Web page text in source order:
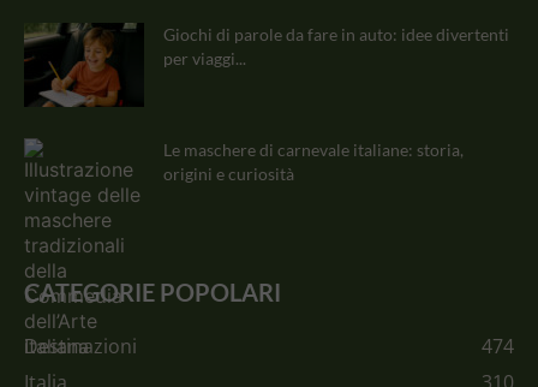
Giochi di parole da fare in auto: idee divertenti
per viaggi...
Le maschere di carnevale italiane: storia,
origini e curiosità
CATEGORIE POPOLARI
Destinazioni
474